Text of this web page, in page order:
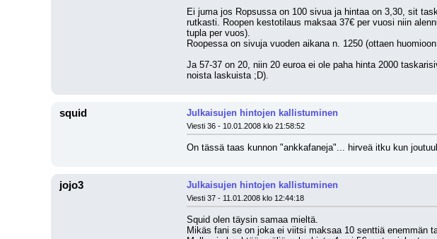
Ei juma jos Ropsussa on 100 sivua ja hintaa on 3,30, sit
rutkasti. Roopen kestotilaus maksaa 37€ per vuosi niin
tupla per vuos).
Roopessa on sivuja vuoden aikana n. 1250 (ottaen
Ja 57-37 on 20, niin 20 euroa ei ole paha hinta 2000
noista laskuista ;D).
squid Julkaisujen hintojen kallistuminen
Viesti 36 - 10.01.2008 klo 21:58:52
On tässä taas kunnon "ankkafaneja"... hirveä itku kun
jojo3 Julkaisujen hintojen kallistuminen
Viesti 37 - 11.01.2008 klo 12:44:18
Squid olen täysin samaa mieltä.
Mikäs fani se on joka ei viitsi maksaa 10 senttiä enemmän